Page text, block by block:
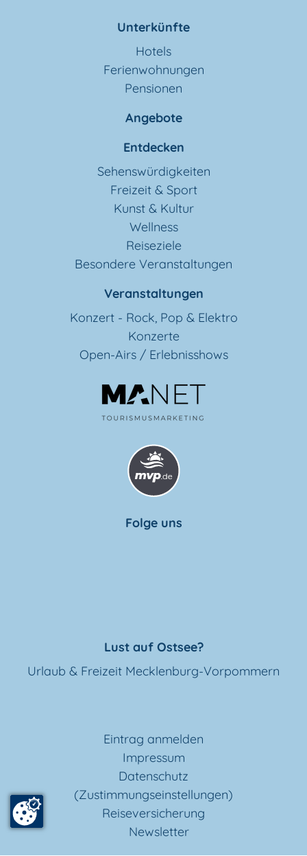
Unterkünfte
Hotels
Ferienwohnungen
Pensionen
Angebote
Entdecken
Sehenswürdigkeiten
Freizeit & Sport
Kunst & Kultur
Wellness
Reiseziele
Besondere Veranstaltungen
Veranstaltungen
Konzert - Rock, Pop & Elektro
Konzerte
Open-Airs / Erlebnisshows
Folge uns
Lust auf Ostsee?
Urlaub & Freizeit Mecklenburg-Vorpommern
Eintrag anmelden
Impressum
Datenschutz
(Zustimmungseinstellungen)
Reiseversicherung
Newsletter